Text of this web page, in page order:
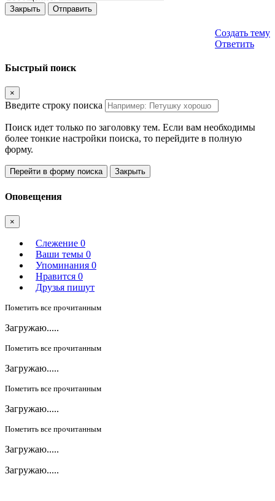
Закрыть Отправить
Создать тему
Ответить
Быстрый поиск
×
Введите строку поиска
Поиск идет только по заголовку тем. Если вам необходимы
более тонкие настройки поиска, то перейдите в полную
форму.
Перейти в форму поиска Закрыть
Оповещения
×
Слежение 0
Ваши темы 0
Упоминания 0
Нравится 0
Друзья пишут
Пометить все прочитанным
Загружаю.....
Пометить все прочитанным
Загружаю.....
Пометить все прочитанным
Загружаю.....
Пометить все прочитанным
Загружаю.....
Загружаю.....